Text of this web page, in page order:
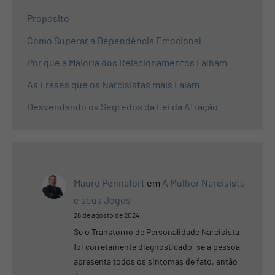
Propósito
Como Superar a Dependência Emocional
Por que a Maioria dos Relacionamentos Falham
As Frases que os Narcisistas mais Falam
Desvendando os Segredos da Lei da Atração
Mauro Pennafort em A Mulher Narcisista
e seus Jogos
28 de agosto de 2024
Se o Transtorno de Personalidade Narcisista
foi corretamente diagnosticado, se a pessoa
apresenta todos os sintomas de fato, então